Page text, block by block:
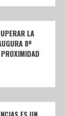
LA
8º